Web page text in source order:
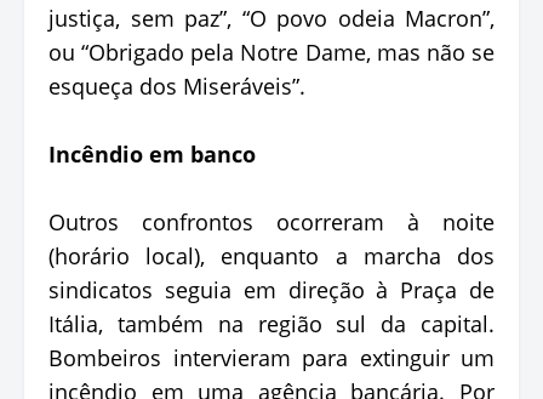
justiça, sem paz”, “O povo odeia Macron”,
ou “Obrigado pela Notre Dame, mas não se
esqueça dos Miseráveis”.
Incêndio em banco
Outros confrontos ocorreram à noite
(horário local), enquanto a marcha dos
sindicatos seguia em direção à Praça de
Itália, também na região sul da capital.
Bombeiros intervieram para extinguir um
incêndio em uma agência bancária. Por